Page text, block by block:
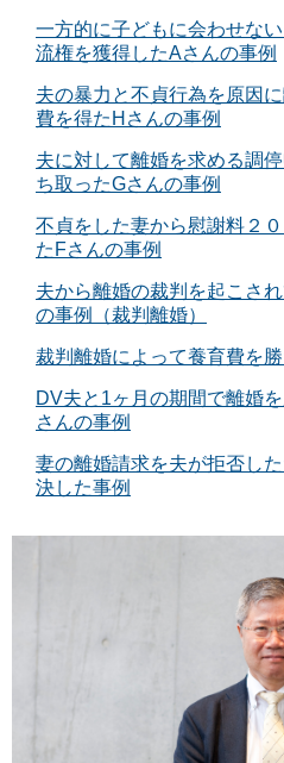
一方的に子どもに会わせな
流権を獲得したAさんの事例
夫の暴力と不貞行為を原因
費を得たHさんの事例
夫に対して離婚を求める調
ち取ったGさんの事例
不貞をした妻から慰謝料２
たFさんの事例
夫から離婚の裁判を起こさ
の事例（裁判離婚）
裁判離婚によって養育費を
DV夫と1ヶ月の期間で離婚
さんの事例
妻の離婚請求を夫が拒否し
決した事例